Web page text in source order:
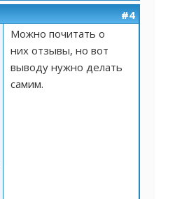
#4
Можно почитать о
них отзывы, но вот
выводу нужно делать
самим.